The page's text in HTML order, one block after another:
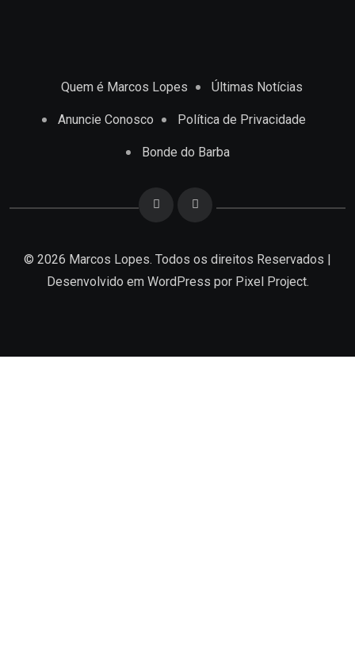
Quem é Marcos Lopes Últimas Notícias
Anuncie Conosco Política de Privacidade
Bonde do Barba
© 2026 Marcos Lopes. Todos os direitos Reservados |
Desenvolvido em WordPress por Pixel Project.